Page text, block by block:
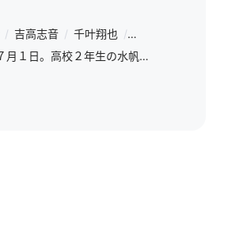
/ 吉高志音 / 千叶翔也 / 猪股慧士
２０２０年７月１日。高校２年生の水帆は、最悪な１７歳の誕生日を迎えていた。 憧れの先輩に近づくチャンスはなくなるし、親には誕生日をすっかり忘れられているし……。 しかも未知の感染症の流行で、部